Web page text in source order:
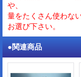
や、
量をたくさん使わな
お選び下さい。
●関連商品